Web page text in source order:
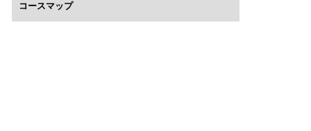
コースマップ